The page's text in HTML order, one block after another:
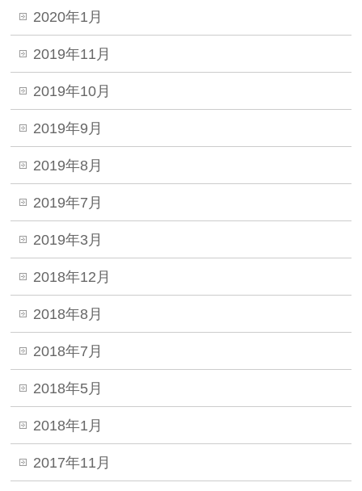
2020年1月
2019年11月
2019年10月
2019年9月
2019年8月
2019年7月
2019年3月
2018年12月
2018年8月
2018年7月
2018年5月
2018年1月
2017年11月